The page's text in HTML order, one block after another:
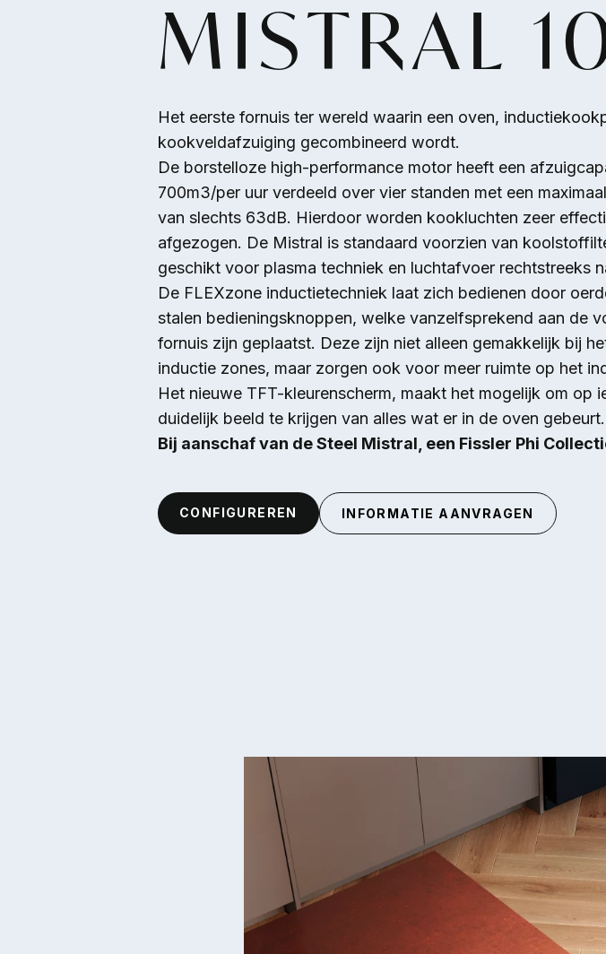
Overslaan en naar de inhoud gaanMISTRAL
Het eerste fornuis ter wereld waarin een oven,
kookveldafzuiging gecombineerd wordt.
De borstelloze high-performance motor heeft een
700m3/per uur verdeeld over vier standen met een
van slechts 63dB. Hierdoor worden kookluchten zeer
afgezogen. De Mistral is standaard voorzien van
geschikt voor plasma techniek en luchtafvoer rechtstreeks
De FLEXzone inductietechniek laat zich bedienen door
stalen bedieningsknoppen, welke vanzelfsprekend aan de
fornuis zijn geplaatst. Deze zijn niet alleen gemakkelijk bij
inductie zones, maar zorgen ook voor meer ruimte op het
Het nieuwe TFT-kleurenscherm, maakt het mogelijk om op
duidelijk beeld te krijgen van alles wat er in de oven gebeurt.
Bij aanschaf van de Steel Mistral, een Fissler Phi
CONFIGUREREN INFORMATIE AANVRAGEN